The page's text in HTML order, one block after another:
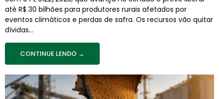
até R$ 30 bilhões para produtores rurais afetados por
eventos climáticos e perdas de safra. Os recursos vão quitar
dívidas...
CONTINUE LENDO →